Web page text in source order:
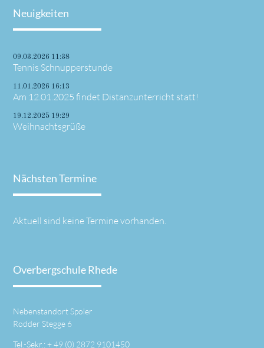
Neuigkeiten
09.03.2026 11:38
Tennis Schnupperstunde
11.01.2026 16:13
Am 12.01.2025 findet Distanzunterricht statt!
19.12.2025 19:29
Weihnachtsgrüße
Nächsten Termine
Aktuell sind keine Termine vorhanden.
Overbergschule Rhede
Nebenstandort Spoler
Rodder Stegge 6
Tel.-Sekr.: +49 (0) 2872 9101450